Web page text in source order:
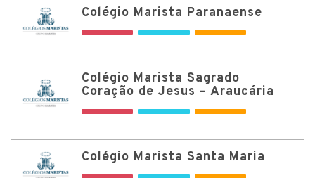
Colégio Marista Paranaense
Colégio Marista Sagrado
Coração de Jesus – Araucária
Colégio Marista Santa Maria